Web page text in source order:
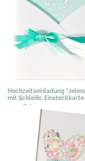
Hochzeitseinladung
mit Schleife, Einsteckkarte
2,25 € *